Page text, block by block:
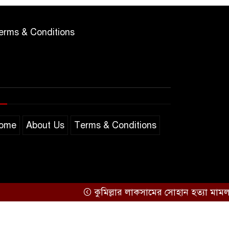
& Conditions
About Us Terms & Conditions
কুমিল্লার লাকসামের সোহান হত্যা মামলায়